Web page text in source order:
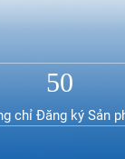
50
chỉ Đăng ký Sản